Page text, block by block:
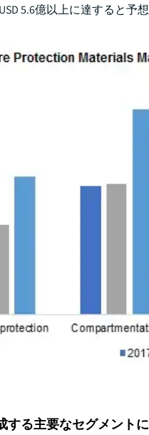
5.6億以上に達すると予想
する主要なセグメント